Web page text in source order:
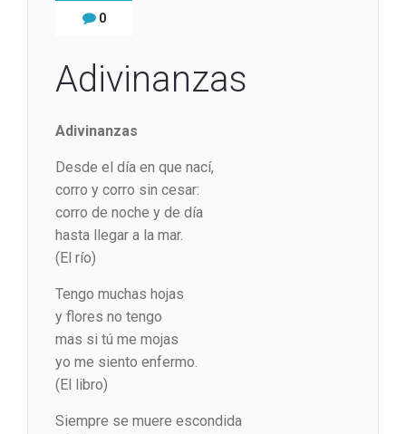
0
Adivinanzas
Adivinanzas
Desde el día en que nací,
corro y corro sin cesar:
corro de noche y de día
hasta llegar a la mar.
(El río)
Tengo muchas hojas
y flores no tengo
mas si tú me mojas
yo me siento enfermo.
(El libro)
Siempre se muere escondida